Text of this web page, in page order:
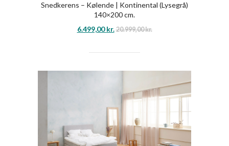
Snedkerens – Kølende | Kontinental (Lysegrå)
140×200 cm.
6.499,00kr. 20.999,00kr.